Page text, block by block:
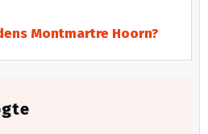
Montmartre Hoorn?